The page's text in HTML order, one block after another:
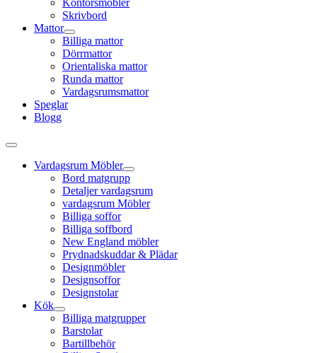
Kontorsmöbler
Skrivbord
Mattor
Billiga mattor
Dörrmattor
Orientaliska mattor
Runda mattor
Vardagsrumsmattor
Speglar
Blogg
Vardagsrum Möbler
Bord matgrupp
Detaljer vardagsrum
vardagsrum Möbler
Billiga soffor
Billiga soffbord
New England möbler
Prydnadskuddar & Plädar
Designmöbler
Designsoffor
Designstolar
Kök
Billiga matgrupper
Barstolar
Bartillbehör